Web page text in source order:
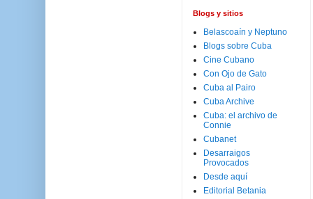
Blogs y sitios
Belascoaín y Neptuno
Blogs sobre Cuba
Cine Cubano
Con Ojo de Gato
Cuba al Pairo
Cuba Archive
Cuba: el archivo de
Connie
Cubanet
Desarraigos
Provocados
Desde aquí
Editorial Betania